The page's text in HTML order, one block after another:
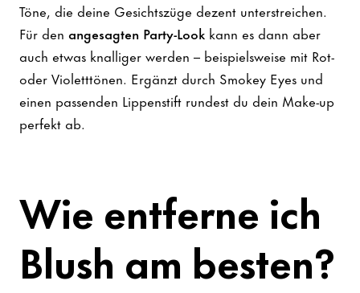
Töne, die deine Gesichtszüge dezent unterstreichen.
Für den angesagten Party-Look kann es dann aber
auch etwas knalliger werden – beispielsweise mit Rot-
oder Violetttönen. Ergänzt durch Smokey Eyes und
einen passenden Lippenstift rundest du dein Make-up
perfekt ab.
Wie entferne ich
Blush am besten?